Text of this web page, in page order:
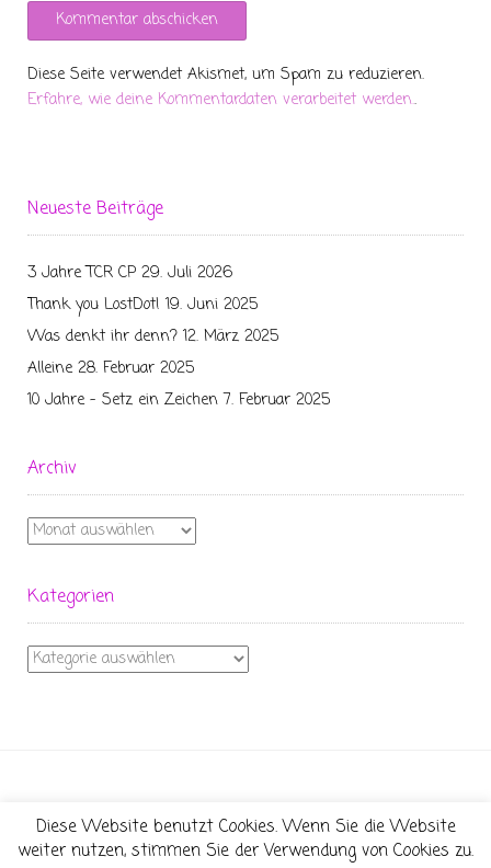
Diese Seite verwendet Akismet, um Spam zu reduzieren.
Erfahre, wie deine Kommentardaten verarbeitet werden..
Neueste Beiträge
3 Jahre TCR CP 29. Juli 2026
Thank you LostDot! 19. Juni 2025
Was denkt ihr denn? 12. März 2025
Alleine 28. Februar 2025
10 Jahre – Setz ein Zeichen 7. Februar 2025
Archiv
Archiv
Kategorien
Kategorien
Theme:Conicaby Kaira
Diese Website benutzt Cookies. Wenn Sie die Website
weiter nutzen, stimmen Sie der Verwendung von Cookies zu.